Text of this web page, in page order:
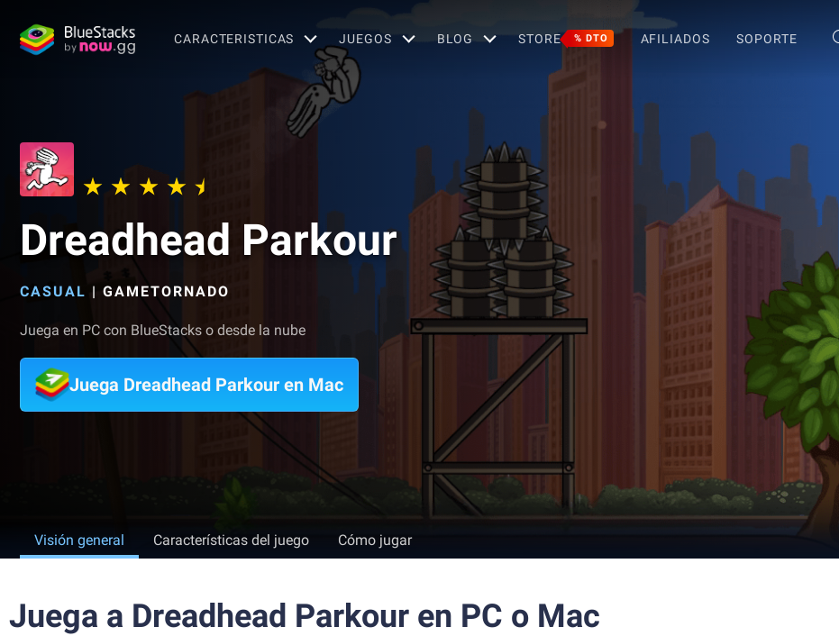
CARACTERISTICAS JUEGOS BLOG STORE % DTO AFILIADOS SOPORTE
Dreadhead Parkour
CASUAL | GAMETORNADO
Juega en PC con BlueStacks o desde la nube
Juega Dreadhead Parkour en Mac
Visión general Características del juego Cómo jugar
Juega a Dreadhead Parkour en PC o Mac